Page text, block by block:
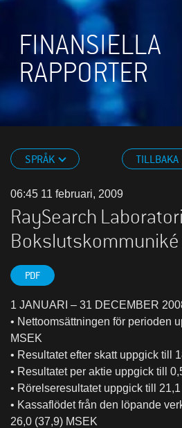
FINANSIELLA
RAPPORTER
SPRÅK TILLBAKA
06:45 11 februari, 2009
RaySearch
PDF
1 JANUARI – 31 DECEMBER
• Nettoomsättningen för perioden
MSEK
• Resultatet efter skatt uppgick till
• Resultatet per aktie uppgick till
• Rörelseresultatet uppgick till
• Kassaflödet från den löpande
26,0 (37,9) MSEK